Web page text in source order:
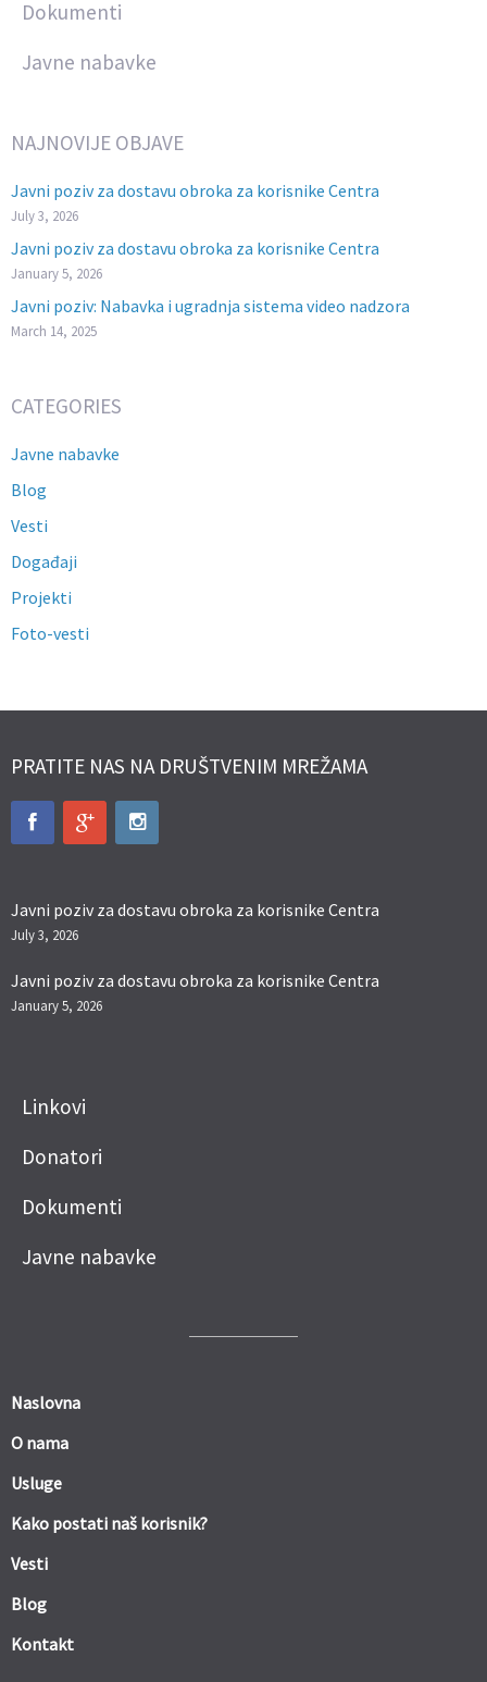
Dokumenti
Javne nabavke
NAJNOVIJE OBJAVE
Javni poziv za dostavu obroka za korisnike Centra
July 3, 2026
Javni poziv za dostavu obroka za korisnike Centra
January 5, 2026
Javni poziv: Nabavka i ugradnja sistema video nadzora
March 14, 2025
CATEGORIES
Javne nabavke
Blog
Vesti
Događaji
Projekti
Foto-vesti
PRATITE NAS NA DRUŠTVENIM MREŽAMA
Javni poziv za dostavu obroka za korisnike Centra
July 3, 2026
Javni poziv za dostavu obroka za korisnike Centra
January 5, 2026
Linkovi
Donatori
Dokumenti
Javne nabavke
Naslovna
O nama
Usluge
Kako postati naš korisnik?
Vesti
Blog
Kontakt